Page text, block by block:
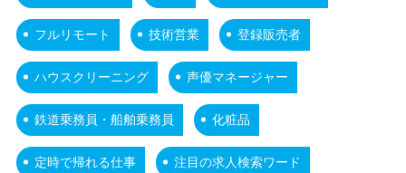
フルリモート 技術営業 登録販売者
ハウスクリーニング 声優マネージャー
鉄道乗務員・船舶乗務員 化粧品
定時で帰れる仕事 注目の求人検索ワード